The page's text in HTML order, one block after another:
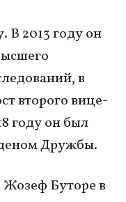
В 2013 году он
в
второго вице-
году он был
Дружбы.
Буторе в